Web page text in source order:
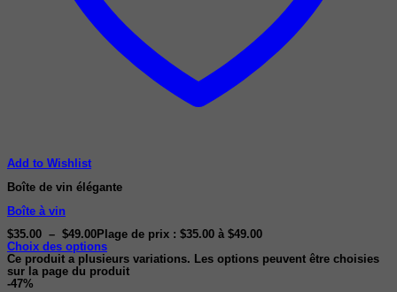
Add to Wishlist
Boîte de vin élégante
Boîte à vin
$35.00 – $49.00 Plage de prix : $35.00 à $49.00
Choix des options
Ce produit a plusieurs variations. Les options peuvent être choisies
sur la page du produit
-47%